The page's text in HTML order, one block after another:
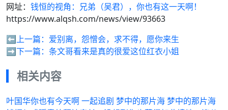
网址： 钱恒的视角：兄弟（吴君），你也有这一天啊！
https://www.alqsh.com/news/view/93663
⬅️上一篇： 爱别离，怨憎会，求不得，愿你来生
➡️下一篇： 条文哥看来是真的很爱这位红衣小姐
相关内容
叶国华你也有今天啊 一起追剧 梦中的那片海 梦中的那片海